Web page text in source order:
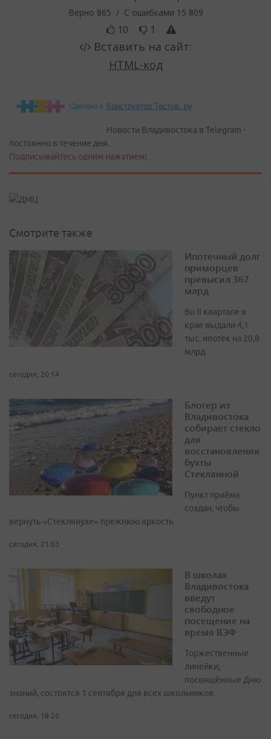
Конструктор Тестов. ру
Новости Владивостока в Telegram -
постоянно в течение дня.
Подписывайтесь одним нажатием!
Смотрите также
Ипотечный долг
приморцев
превысил 367
млрд
Во II квартале в
крае выдали 4,1
тыс. ипотек на 20,8
млрд
сегодня, 20:14
Блогер из
Владивостока
собирает стекло
для
восстановления
бухты
Стеклянной
Пункт приёма
создан, чтобы
вернуть «Стеклянухе» прежнюю яркость
сегодня, 21:03
В школах
Владивостока
введут
свободное
посещение на
время ВЭФ
Торжественные
линейки,
посвящённые Дню
знаний, состоятся 1 сентября для всех школьников
сегодня, 18:26